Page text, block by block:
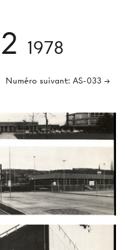
1978
Numéro suivant: AS-033 →